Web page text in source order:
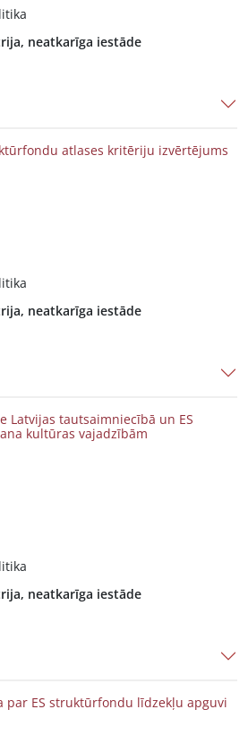
neatkarīga iestāde
atlases kritēriju izvērtējums
neatkarīga iestāde
Latvijas tautsaimniecībā un ES
kultūras vajadzībām
neatkarīga iestāde
ES struktūrfondu līdzekļu apguvi